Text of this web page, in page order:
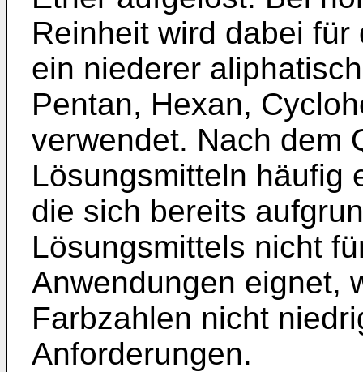
Reinheit wird dabei
ein niederer
Pentan, Hexan,
verwendet. Nach dem
Lösungsmitteln häufig
die sich bereits
Lösungsmittels nicht
Anwendungen eignet,
Farbzahlen nicht
Anforderungen.